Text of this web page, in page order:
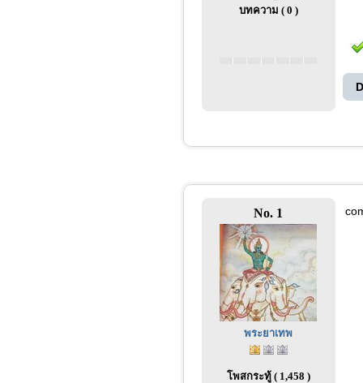
บทความ ( 0 )
No. 1
พระยาเทพ
โพสกระทู้ ( 1,458 )